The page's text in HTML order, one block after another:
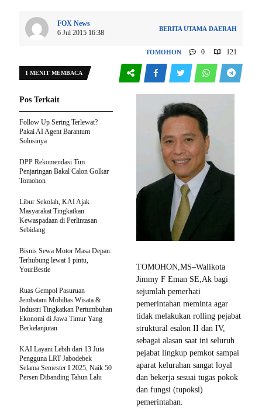
FOX News
6 Jul 2015 16:38
BERITA UTAMA DAERAH
TOMOHON 0 121
1 MENIT MEMBACA
TOMOHON,MS–Walikota
Jimmy F Eman SE,Ak bagi
sejumlah pemerhati
pemerintahan meminta agar
tidak melakukan rolling pejabat
struktural esalon II dan IV,
sebagai alasan saat ini seluruh
pejabat lingkup pemkot sampai
aparat kelurahan sangat loyal
dan bekerja sesuai tugas pokok
dan fungsi (tupoksi)
pemerintahan.
Pos Terkait
Follow Up Sering Terlewat?
Pakai AI Agent Barantum
Solusinya
DPP Rekomendasi Tim
Penjaringan Bakal Calon Golkar
Tomohon
Libur Sekolah, KAI Ajak
Masyarakat Tingkatkan
Kewaspadaan di Perlintasan
Sebidang
Bisnis Sewa Motor Masa Depan:
Terhubung lewat 1 pintu,
YourBestie
Ruas Gempol Pasuruan
Jembatani Mobiltas Wisata &
Industri Tingkatkan Pertumbuhan
Ekonomi di Jawa Timur Yang
Berkelanjutan
KAI Layani Lebih dari 13 Juta
Pengguna LRT Jabodebek
Selama Semester I 2025, Naik 50
Persen Dibanding Tahun Lalu